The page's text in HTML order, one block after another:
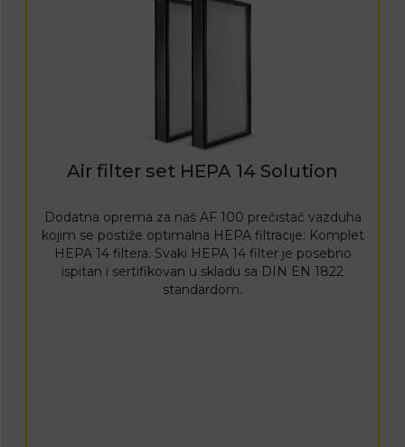
Air filter set HEPA 14 Solution
Dodatna oprema za naš AF 100 prečistač vazduha
kojim se postiže optimalna HEPA filtracije: Komplet
HEPA 14 filtera. Svaki HEPA 14 filter je posebno
ispitan i sertifikovan u skladu sa DIN EN 1822
standardom.